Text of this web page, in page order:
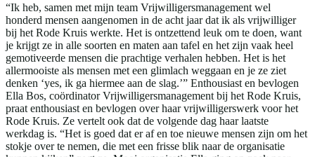
“Ik heb, samen met mijn team Vrijwilligersmanagement wel
honderd mensen aangenomen in de acht jaar dat ik als vrijwilliger
bij het Rode Kruis werkte. Het is ontzettend leuk om te doen, want
je krijgt ze in alle soorten en maten aan tafel en het zijn vaak heel
gemotiveerde mensen die prachtige verhalen hebben. Het is het
allermooiste als mensen met een glimlach weggaan en je ze ziet
denken ‘yes, ik ga hiermee aan de slag.’” Enthousiast en bevlogen
Ella Bos, coördinator Vrijwilligersmanagement bij het Rode Kruis,
praat enthousiast en bevlogen over haar vrijwilligerswerk voor het
Rode Kruis. Ze vertelt ook dat de volgende dag haar laatste
werkdag is. “Het is goed dat er af en toe nieuwe mensen zijn om het
stokje over te nemen, die met een frisse blik naar de organisatie